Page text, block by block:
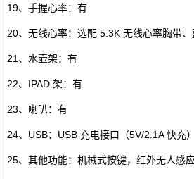
19、手握心率：有
20、无线心率：选配 5.3K 无线心率胸带
21、水壶架：有
22、IPAD 架：有
23、喇叭：有
24、USB：USB 充电接口（5V/2.1A 快充）
25、其他功能：机械式按键，红外无人感